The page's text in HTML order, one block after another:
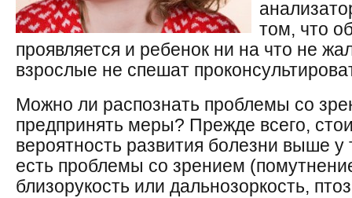
том, что
проявляется и ребенок ни на что не
взрослые не спешат
Можно ли распознать проблемы со
предпринять меры? Прежде всего,
вероятность развития болезни выше у
есть проблемы со зрением
близорукость или дальнозоркость,